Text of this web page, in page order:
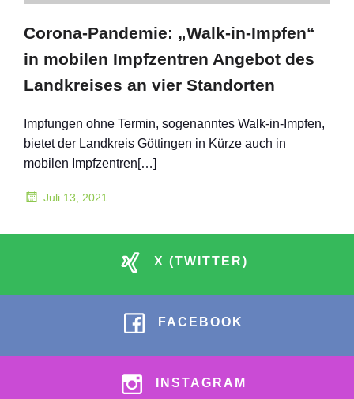
Corona-Pandemie: „Walk-in-Impfen“
in mobilen Impfzentren Angebot des
Landkreises an vier Standorten
Impfungen ohne Termin, sogenanntes Walk-in-Impfen,
bietet der Landkreis Göttingen in Kürze auch in
mobilen Impfzentren[…]
Juli 13, 2021
X (TWITTER)
FACEBOOK
INSTAGRAM